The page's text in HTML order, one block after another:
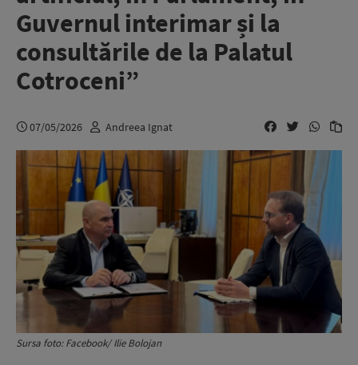
Guvernul interimar și la
consultările de la Palatul
Cotroceni”
07/05/2026 Andreea Ignat
Sursa foto: Facebook/ Ilie Bolojan